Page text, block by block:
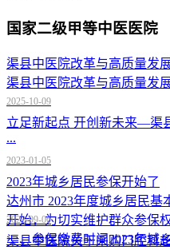
国家二级甲等中医医院
渠县中医院改革与高质量发
渠县中医院改革与高质量发
2025-10-09
立足新起点 开创新未来—渠
...
2023-01-05
2023年城乡居民参保开始了
达州市 2023年度城乡居民
开始，为切实维护群众参保
一、参保缴费时间2023年城
2022-09-06
渠县中医院关于采购口腔科